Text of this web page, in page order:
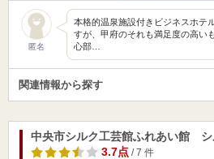
匿名
本格的温泉施設付きビジネスホテ
すが、甲府のそれも満足度の高い
心部…
関連情報から探す
中央市シルク工芸館ふれあい館 シ
3.7点/ 7 件